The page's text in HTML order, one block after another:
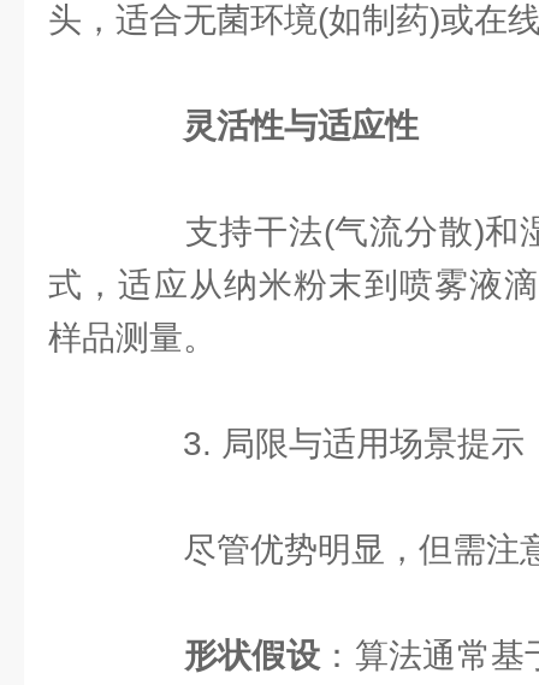
头，适合无菌环境(如制药)或在
灵活性与适应性
支持干法(气流分散)和
式，适应从纳米粉末到喷雾液
样品测量。
3. 局限与适用场景提示
尽管优势明显，但需注
形状假设 ：算法通常